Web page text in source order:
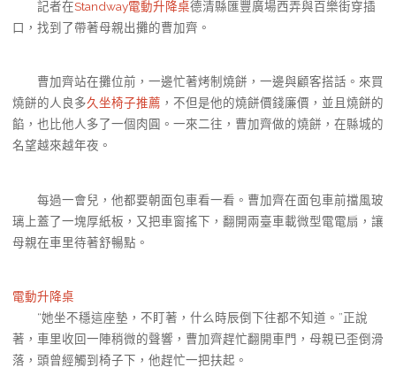
記者在Standway電動升降桌德清縣匯豐廣場西弄與百樂街穿插
口，找到了帶著母親出攤的曹加齊。
曹加齊站在攤位前，一邊忙著烤制燒餅，一邊與顧客搭話。來買
燒餅的人良多久坐椅子推薦 ，不但是他的燒餅價錢廉價，並且燒餅的
餡，也比他人多了一個肉圓。一來二往，曹加齊做的燒餅，在縣城的
名望越來越年夜。
每過一會兒，他都要朝面包車看一看。曹加齊在面包車前擋風玻
璃上蓋了一塊厚紙板，又把車窗搖下，翻開兩臺車載微型電電扇，讓
母親在車里待著舒暢點。
電動升降桌
“她坐不穩這座墊，不盯著，什么時辰倒下往都不知道。”正說
著，車里收回一陣稍微的聲響，曹加齊趕忙翻開車門，母親已歪倒滑
落，頭曾經觸到椅子下，他趕忙一把扶起。